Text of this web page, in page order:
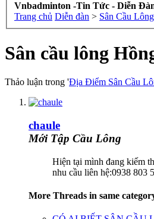
Vnbadminton -Tin Tức - Diễn
Trang chủ Diễn đàn > Sân Cầu
Sân cầu lông
Thảo luận trong 'Địa Điểm Sân Cầu
chaule
Mới Tập Cầu Lông
Hiện tại mình đang kiếm
nhu cầu liên hệ:0938 803
More Threads in same